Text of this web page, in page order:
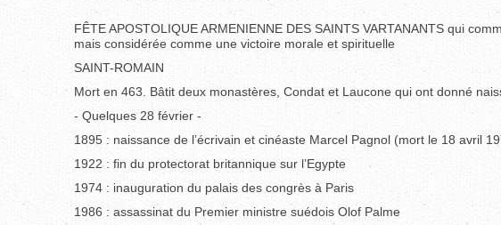
FÊTE APOSTOLIQUE ARMENIENNE DES SAINTS VARTANANTS qui
mais considérée comme une victoire morale et spirituelle
SAINT-ROMAIN
Mort en 463. Bâtit deux monastères, Condat et Laucone qui ont donné
- Quelques 28 février -
1895 : naissance de l’écrivain et cinéaste Marcel Pagnol (mort le 18 avril
1922 : fin du protectorat britannique sur l’Egypte
1974 : inauguration du palais des congrès à Paris
1986 : assassinat du Premier ministre suédois Olof Palme